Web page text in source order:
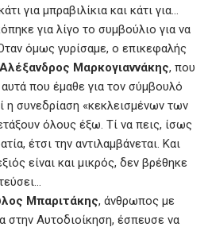
για μπραβιλίκια και κάτι για…
για λίγο το συμβούλιο για να
όμως γυρίσαμε, ο επικεφαλής
Αλέξανδρος Μαρκογιαννάκης, που
που έμαθε για τον σύμβουλό
η συνεδρίαση «κεκλεισμένων των
όλους έξω. Τί να πεις, ίσως
έτσι την αντιλαμβάνεται. Και
είναι και μικρός, δεν βρέθηκε
Μπαριτάκης, άνθρωπος με
στην Αυτοδιοίκηση, έσπευσε να